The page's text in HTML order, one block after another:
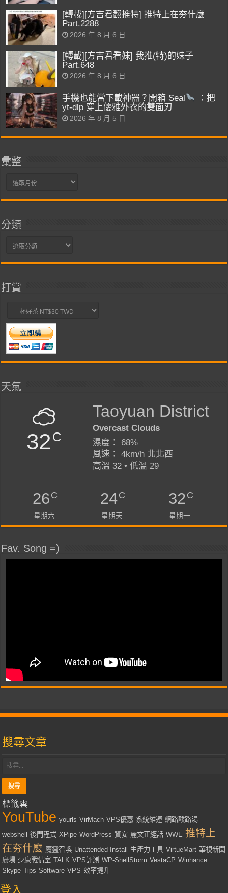
[轉載][方吉君翻推特] 推特上在夯什麼
Part.2288
2026 年 8 月 6 日
[轉載][方吉君看妹] 我推(特)的妹子
Part.648
2026 年 8 月 6 日
手機也能當下載神器？開箱 Seal
：把
yt-dlp 穿上優雅外衣的雙面刃
2026 年 8 月 5 日
彙整
彙
分類
分
打賞
天氣
32C
Taoyuan District
Overcast Clouds
濕度： 68%
風速： 4km/h 北北西
高溫 32 • 低溫 29
26C
星期六
24C
星期天
32C
星期一
Fav. Song =)
搜尋文章
標籤雲
YouTube yourls VirMach VPS優惠 系統維運 網路酸路湯
webshell
後門程式 XPipe WordPress 資安 麗文正經話 WWE 推特上
在夯什麼 魔靈召喚 Unattended Install 生產力工具 VirtueMart 華視新聞
廣場 少康戰情室 TALK VPS評測 WP-ShellStorm VestaCP Winhance
Skype Tips Software VPS 效率提升
登入